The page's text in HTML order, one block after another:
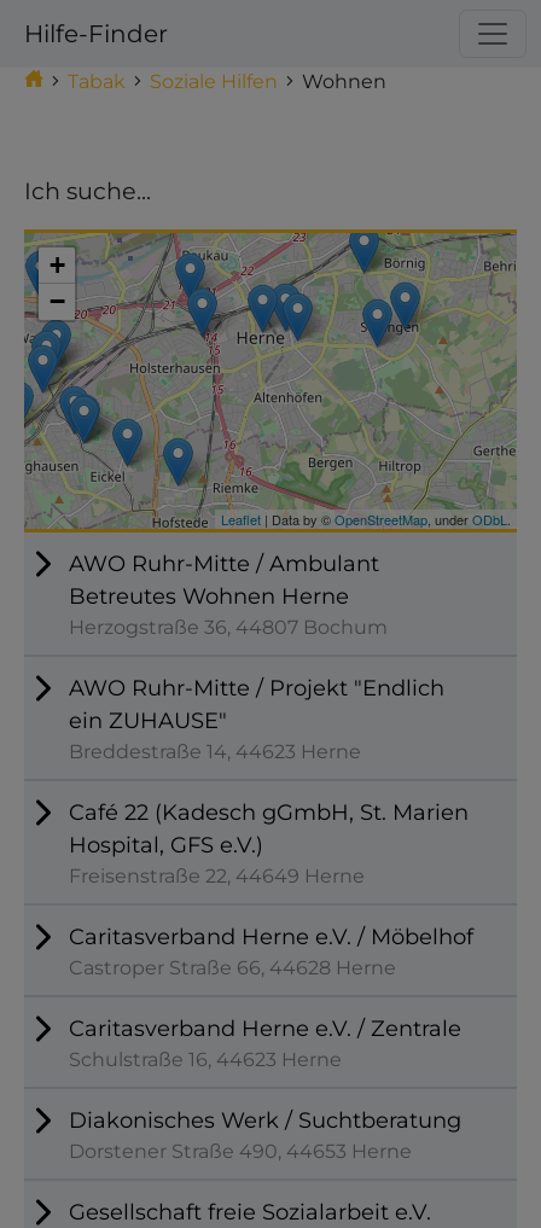
Hilfe-Finder
Tabak Soziale Hilfen Wohnen
Ich suche...
AWO Ruhr-Mitte / Ambulant
Betreutes Wohnen Herne
Herzogstraße 36, 44807 Bochum
AWO Ruhr-Mitte / Projekt "Endlich
ein ZUHAUSE"
Breddestraße 14, 44623 Herne
Café 22 (Kadesch gGmbH, St. Marien
Hospital, GFS e.V.)
Freisenstraße 22, 44649 Herne
Caritasverband Herne e.V. / Möbelhof
Castroper Straße 66, 44628 Herne
Caritasverband Herne e.V. / Zentrale
Schulstraße 16, 44623 Herne
Diakonisches Werk / Suchtberatung
Dorstener Straße 490, 44653 Herne
Gesellschaft freie Sozialarbeit e.V.
Make this Notebook Trusted to load map: File ->
Trust Notebook